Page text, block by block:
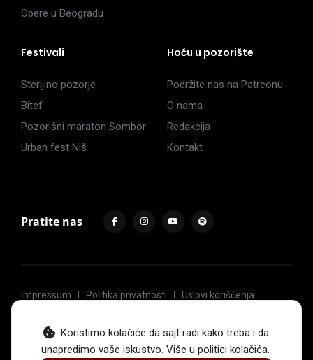
Koristimo kolačiće da sajt radi kako treba i da
unapredimo vaše iskustvo. Više u politici kolačića.
Opere u Beogradu
Festivali
Sterijino pozorje
Bitef
Pozorišni maraton Sombor
Urban fest Niš
Hoću u pozorište
Podržite nas na Patreonu
O nama
Redakcija
Kontakt
Pratite nas
Impressum Politika privatnosti
Uslovi korišćenja